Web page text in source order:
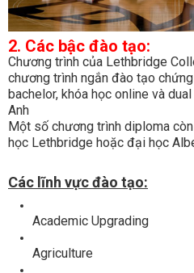
2. Các bậc đào tạo:
Chương trình của Lethbridge
chương trình ngắn đào tạo
bachelor, khóa học online và
Anh
Một số chương trình diploma
học Lethbridge hoặc đại học
Các lĩnh vực đào tạo:
Academic Upgrading
Agriculture